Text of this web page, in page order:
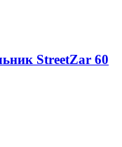
StreetZar 60